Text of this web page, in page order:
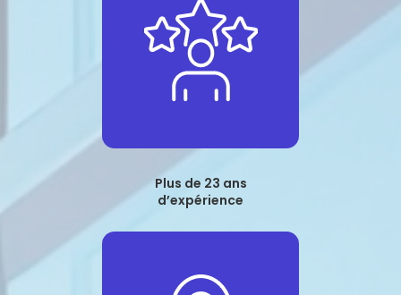
Plus de 23 ans
d’expérience